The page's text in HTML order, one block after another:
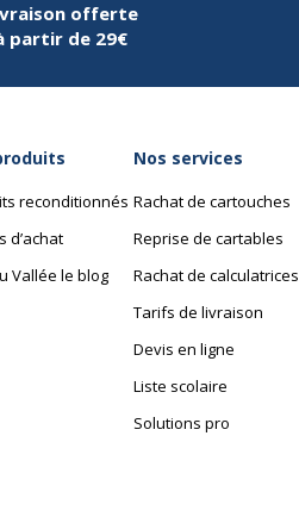
offerte
partir de 29€
reconditionnés
d’achat
Vallée le blog
Nos services
Rachat de cartouches
Reprise de cartables
Rachat de calculatrices
Tarifs de livraison
Devis en ligne
Liste scolaire
Solutions pro